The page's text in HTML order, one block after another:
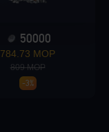
50000
784.73 MOP
809 MOP
-3%